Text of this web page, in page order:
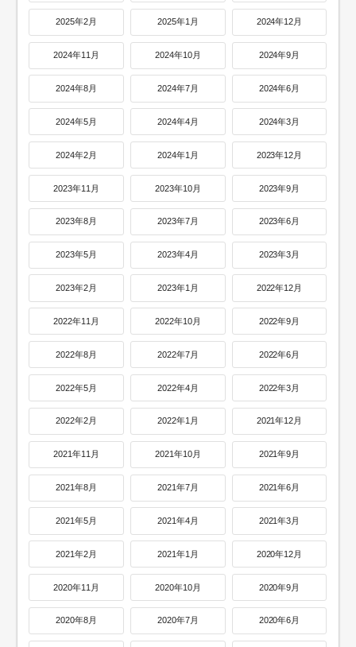
2025年2月 2025年1月 2024年12月
2024年11月 2024年10月 2024年9月
2024年8月 2024年7月 2024年6月
2024年5月 2024年4月 2024年3月
2024年2月 2024年1月 2023年12月
2023年11月 2023年10月 2023年9月
2023年8月 2023年7月 2023年6月
2023年5月 2023年4月 2023年3月
2023年2月 2023年1月 2022年12月
2022年11月 2022年10月 2022年9月
2022年8月 2022年7月 2022年6月
2022年5月 2022年4月 2022年3月
2022年2月 2022年1月 2021年12月
2021年11月 2021年10月 2021年9月
2021年8月 2021年7月 2021年6月
2021年5月 2021年4月 2021年3月
2021年2月 2021年1月 2020年12月
2020年11月 2020年10月 2020年9月
2020年8月 2020年7月 2020年6月